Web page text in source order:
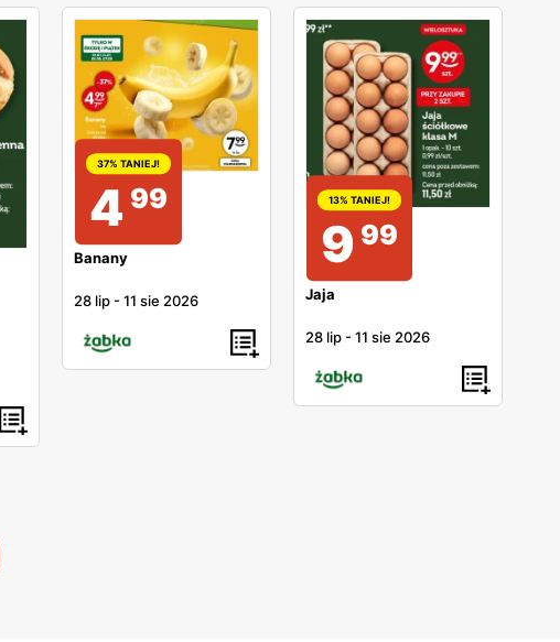
37% TANIEJ!
4 99
Banany
28 lip -11 sie 2026
13% TANIEJ!
9 99
Jaja
28 lip -11 sie 2026